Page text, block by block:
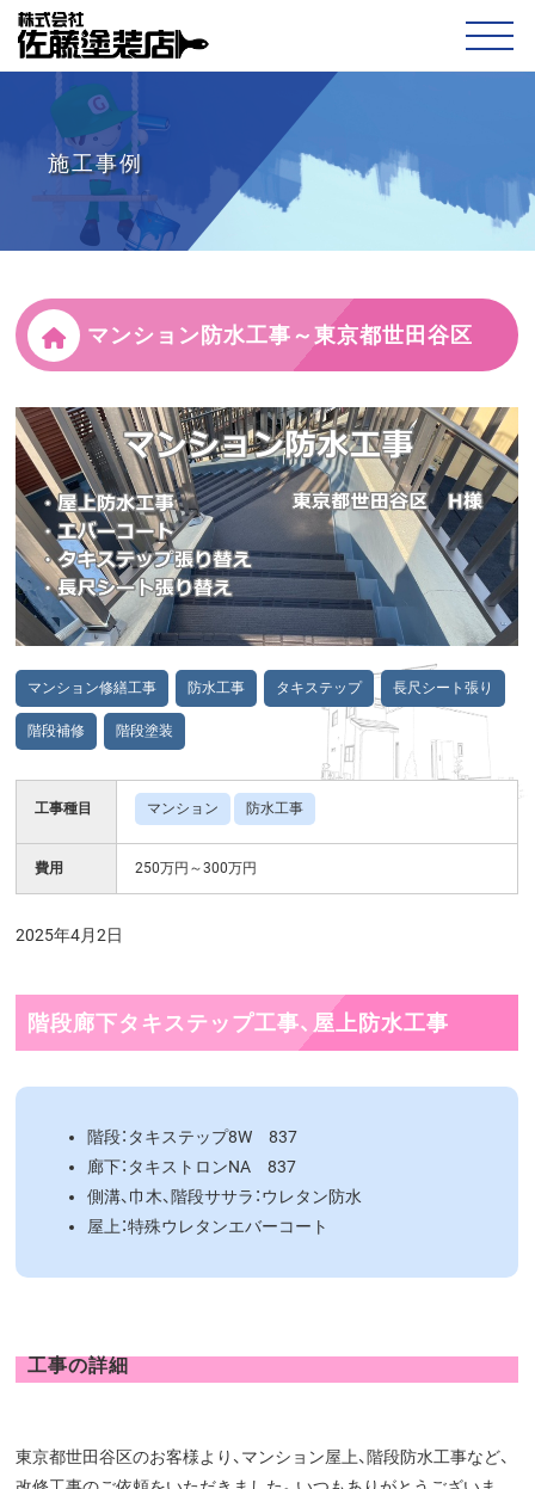
施工事例
マンション防水工事～東京都世田谷区
マンション修繕工事 防水工事 タキステップ 長尺シート張り
階段補修 階段塗装
工事種目 マンション 防水工事
費用 250万円～300万円
2025年4月2日
階段廊下タキステップ工事、屋上防水工事
階段：タキステップ8W 837
廊下：タキストロンNA 837
側溝、巾木、階段ササラ：ウレタン防水
屋上：特殊ウレタンエバーコート
工事の詳細
東京都世田谷区のお客様より、マンション屋上、階段防水工事など、